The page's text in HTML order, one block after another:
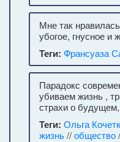
Мне так
убогое, гнусное и
Теги: Франсуаза
Парадокс
убиваем жизнь ,
страхи о
Теги: Ольга
жизнь//общество